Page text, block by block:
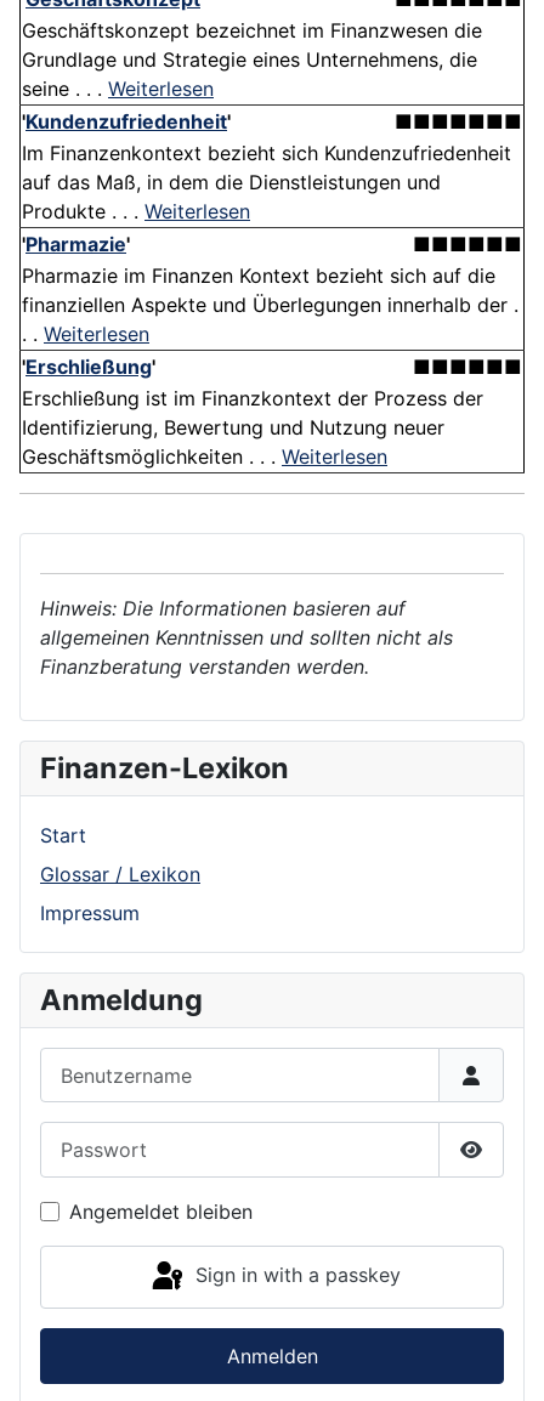
Geschäftskonzept bezeichnet im Finanzwesen die
Grundlage und Strategie eines Unternehmens, die
seine . . . Weiterlesen
'Kundenzufriedenheit'
■■■■■■■
Im Finanzenkontext bezieht sich Kundenzufriedenheit
auf das Maß, in dem die Dienstleistungen und
Produkte . . . Weiterlesen
'Pharmazie'
■■■■■■
Pharmazie im Finanzen Kontext bezieht sich auf die
finanziellen Aspekte und Überlegungen innerhalb der .
. . Weiterlesen
'Erschließung'
■■■■■■
Erschließung ist im Finanzkontext der Prozess der
Identifizierung, Bewertung und Nutzung neuer
Geschäftsmöglichkeiten . . . Weiterlesen
Hinweis: Die Informationen basieren auf
allgemeinen Kenntnissen und sollten nicht als
Finanzberatung verstanden werden.
Finanzen-Lexikon
Start
Glossar / Lexikon
Impressum
Anmeldung
Show
Angemeldet bleiben
Sign in with a passkey
Anmelden